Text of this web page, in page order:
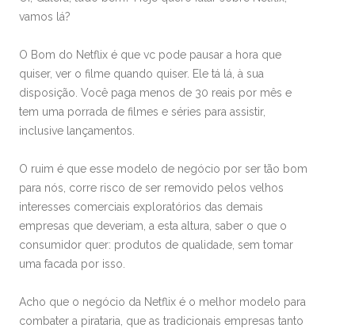
vamos lá?
O Bom do Netflix é que vc pode pausar a hora que
quiser, ver o filme quando quiser. Ele tá lá, à sua
disposição. Você paga menos de 30 reais por mês e
tem uma porrada de filmes e séries para assistir,
inclusive lançamentos.
O ruim é que esse modelo de negócio por ser tão bom
para nós, corre risco de ser removido pelos velhos
interesses comerciais exploratórios das demais
empresas que deveriam, a esta altura, saber o que o
consumidor quer: produtos de qualidade, sem tomar
uma facada por isso.
Acho que o negócio da Netflix é o melhor modelo para
combater a pirataria, que as tradicionais empresas tanto